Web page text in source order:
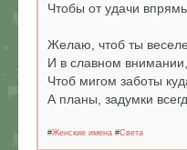
Чтобы от удачи впрямь
Желаю, чтоб ты
И в славном
Чтоб мигом заботы
А планы, задумки
#Женские имена #Света